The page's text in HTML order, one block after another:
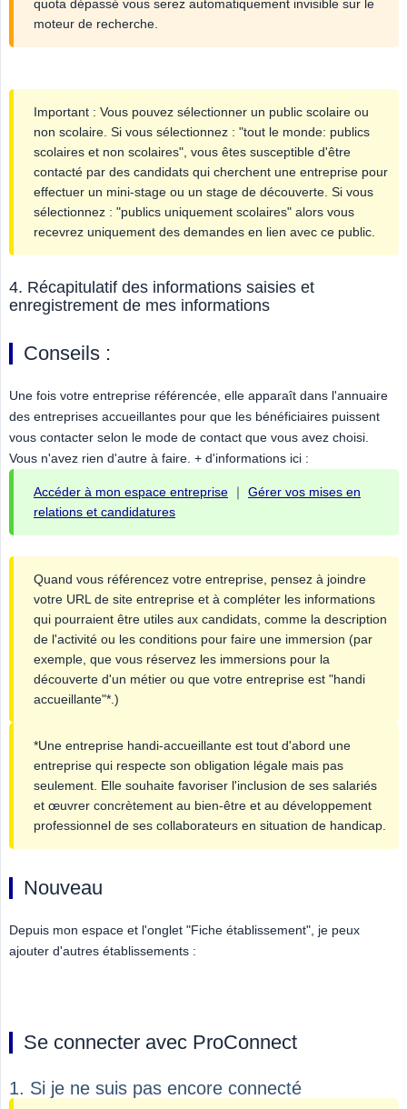
quota dépassé vous serez automatiquement invisible sur le
moteur de recherche.
Important : Vous pouvez sélectionner un public scolaire ou
non scolaire. Si vous sélectionnez : "tout le monde: publics
scolaires et non scolaires", vous êtes susceptible d'être
contacté par des candidats qui cherchent une entreprise pour
effectuer un mini-stage ou un stage de découverte. Si vous
sélectionnez : "publics uniquement scolaires" alors vous
recevrez uniquement des demandes en lien avec ce public.
4. Récapitulatif des informations saisies et
enregistrement de mes informations
Conseils :
Une fois votre entreprise référencée, elle apparaît dans l'annuaire
des entreprises accueillantes pour que les bénéficiaires puissent
vous contacter selon le mode de contact que vous avez choisi.
Vous n'avez rien d'autre à faire. + d'informations ici :
Accéder à mon espace entreprise ｜ Gérer vos mises en
relations et candidatures
Quand vous référencez votre entreprise, pensez à joindre
votre URL de site entreprise et à compléter les informations
qui pourraient être utiles aux candidats, comme la description
de l'activité ou les conditions pour faire une immersion (par
exemple, que vous réservez les immersions pour la
découverte d'un métier ou que votre entreprise est "handi
accueillante"*.)
*Une entreprise handi-accueillante est tout d'abord une
entreprise qui respecte son obligation légale mais pas
seulement. Elle souhaite favoriser l'inclusion de ses salariés
et œuvrer concrètement au bien-être et au développement
professionnel de ses collaborateurs en situation de handicap.
Nouveau
Depuis mon espace et l'onglet "Fiche établissement", je peux
ajouter d'autres établissements :
Se connecter avec ProConnect
1. Si je ne suis pas encore connecté